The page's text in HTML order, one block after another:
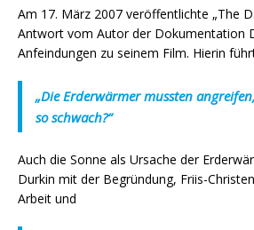
Am 17. März 2007 veröffentlichte „The
Antwort vom Autor der Dokumentation
Anfeindungen zu seinem Film. Hierin
„Die Erderwärmer mussten
so schwach?“
Auch die Sonne als Ursache der
Durkin mit der Begründung, Friis-
Arbeit und